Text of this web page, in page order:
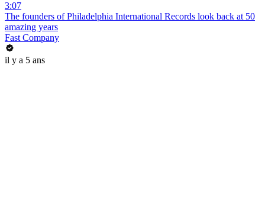
3:07
The founders of Philadelphia International Records look back at 50
amazing years
Fast Company
il y a 5 ans